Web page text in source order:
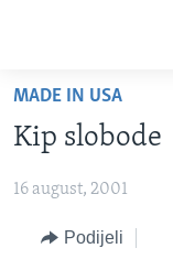
glavni
sadržaj
Pređi
na
navigaciju
TV PROGRAM
VIDEO
FOTOGRAFIJE DANA
VIJESTI
MADE IN USA
Kip slobode
16 august, 2001
Podijeli